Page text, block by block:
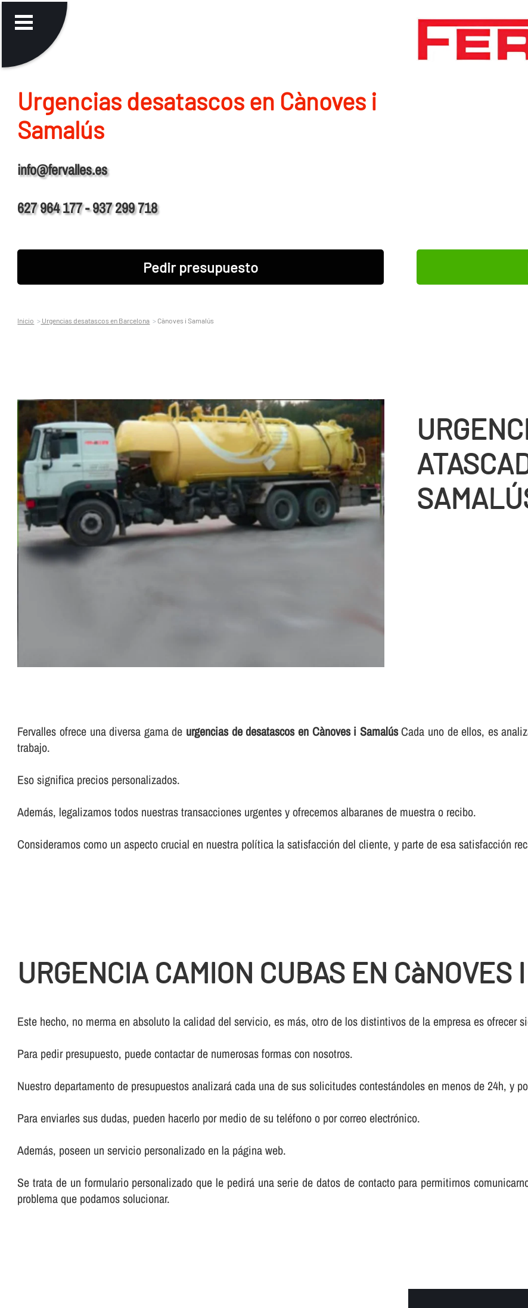
Urgencias desatascos en Cànoves i
Samalús
info@fervalles.es
627 964 177 - 937 299 718
Pedir presupuesto
Inicio Urgencias desatascos en Barcelona Cànoves i Samalús
Fervalles ofrece una diversa gama de urgencias de desatascos en Cànoves i SamalúsCada uno de ellos, es
trabajo.
Eso significa precios personalizados.
Además, legalizamos todos nuestras transacciones urgentes y ofrecemos albaranes de muestra o recibo.
Consideramos como un aspecto crucial en nuestra polí­tica la satisfacción del cliente, y parte de esa satisfacción
URGENCIA CAMION CUBAS EN CàNOVES
Este hecho, no merma en absoluto la calidad del servicio, es más, otro de los distintivos de la empresa es ofrecer
Para pedir presupuesto, puede contactar de numerosas formas con nosotros.
Nuestro departamento de presupuestos analizará cada una de sus solicitudes contestándoles en menos de 24h, y
Para enviarles sus dudas, pueden hacerlo por medio de su teléfono o por correo electrónico.
Además, poseen un servicio personalizado en la página web.
Se trata de un formulario personalizado que le pedirá una serie de datos de contacto para permitirnos
problema que podamos solucionar.